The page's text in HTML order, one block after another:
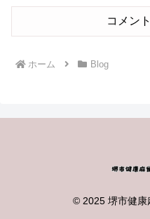
コメン
ホーム Blog
© 2025 堺市健康